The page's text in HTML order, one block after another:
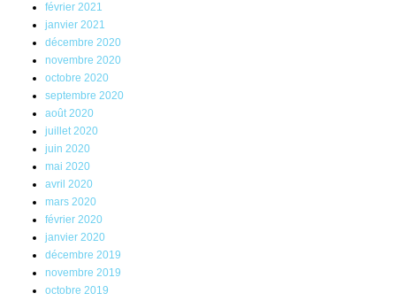
février 2021
janvier 2021
décembre 2020
novembre 2020
octobre 2020
septembre 2020
août 2020
juillet 2020
juin 2020
mai 2020
avril 2020
mars 2020
février 2020
janvier 2020
décembre 2019
novembre 2019
octobre 2019